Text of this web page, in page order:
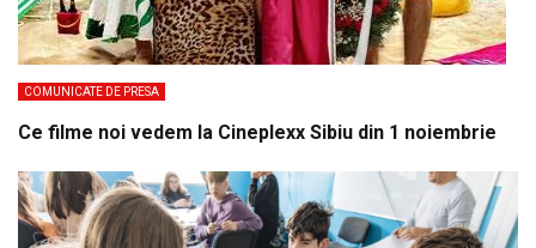
COMUNICATE DE PRESA
Ce filme noi vedem la Cineplexx Sibiu din 1 noiembrie